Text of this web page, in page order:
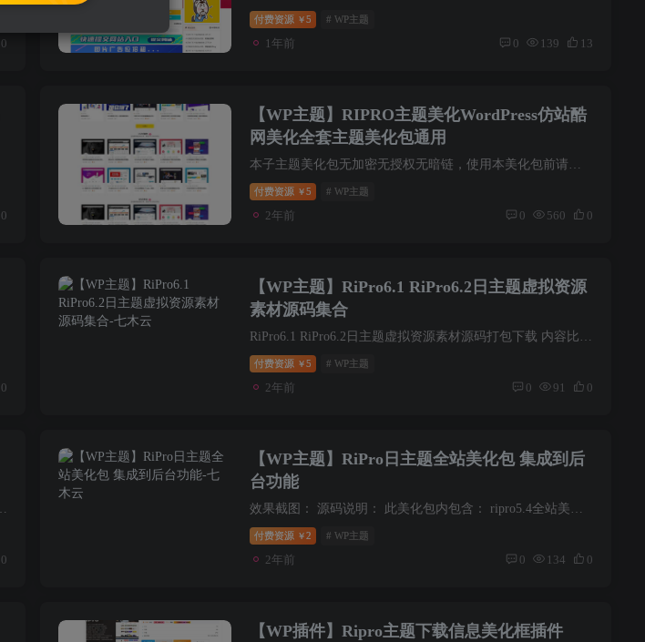
0
付费资源 ￥5 # WP主题
1年前 0 139 13
0
【WP主题】RIPRO主题美化WordPress仿站酷
网美化全套主题美化包通用
付费资源 ￥5 # WP主题
2年前 0 560 0
0
【WP主题】RiPro6.1 RiPro6.2日主题虚拟资源
素材源码集合
付费资源 ￥5 # WP主题
2年前 0 91 0
0
【WP主题】RiPro日主题全站美化包 集成到后
台功能
付费资源 ￥2 # WP主题
2年前 0 134 0
【WP插件】Ripro主题下载信息美化框插件